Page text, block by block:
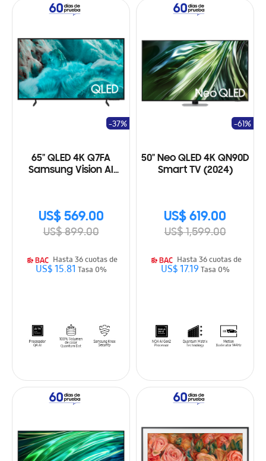
65" QLED 4K Q7FA
Samsung Vision AI
US$ 569.00
US$ 899.00
-37%
Hasta 36 cuotas de
US$ 15.81 Tasa 0%
50" Neo QLED 4K QN90D
Smart TV (2024)
US$ 619.00
US$ 1,599.00
-61%
Hasta 36 cuotas de
US$ 17.19Tasa 0%